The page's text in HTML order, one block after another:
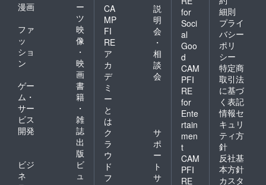
漫画
ー
ツ
ファ
ッ
ショ
ン
映
像
・
映
画
ゲー
ム・
サー
ビス
開発
書
籍
・
雑
誌
出
版
ビジ
ネ
ビ
ュ
CA
MP
FI
RE
ア
カ
デ
ミ
ー
と
は
説
明
会
・
相
談
会
ク
ラ
ウ
ド
フ
サ
ポ
ー
ト
サ
for
Soci
al
Goo
d
CAM
PFI
RE
for
Ente
rtain
men
t
CAM
PFI
RE
細則
プライ
バシー
ポリ
シー
特定商
取引法
に基づ
く表記
情報セ
キュリ
ティ方
針
反社基
本方針
カスタ